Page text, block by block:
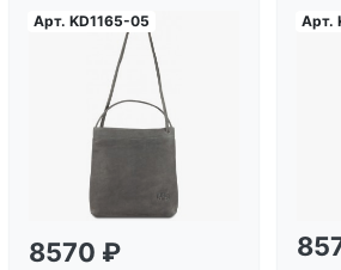
Арт. KD1165-05
Загрузка...
8570 ₽
Арт.